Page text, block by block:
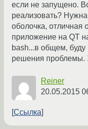
если не запущено.
реализовать?
оболочка, отличная
приложение на QT
bash...в общем, буду
решения проблемы.
Reiner
20.05.2015
Ссылка